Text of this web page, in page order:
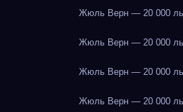
Жюль Верн — 20 000
Жюль Верн — 20 000
Жюль Верн — 20 000
Жюль Верн — 20 000